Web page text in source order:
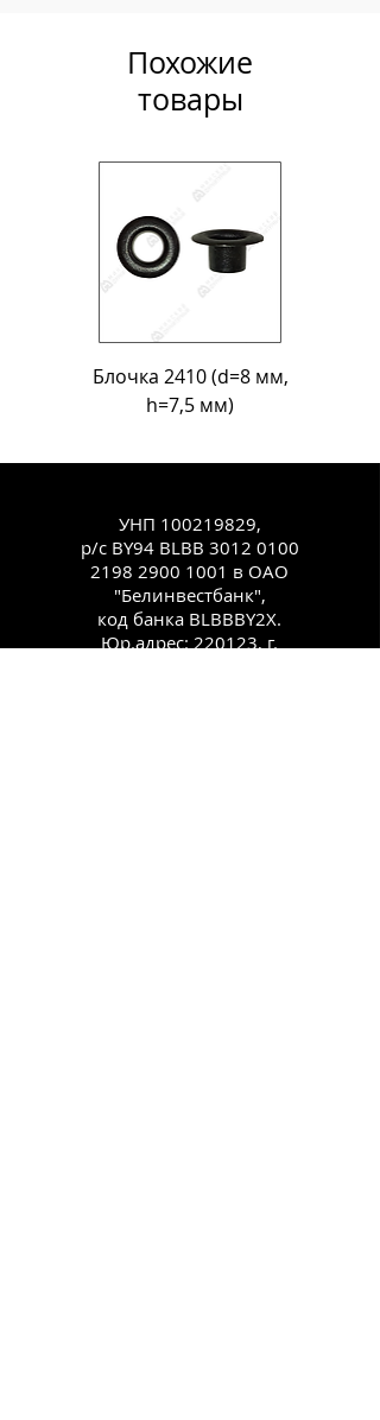
Похожие
товары
Блочка 2410 (d=8 мм,
h=7,5 мм)
УНП 100219829,
р/с BY94 BLBB 3012 0100
2198 2900 1001 в ОАО
"Белинвестбанк",
код банка BLBBBY2X.
Юр.адрес: 220123, г.